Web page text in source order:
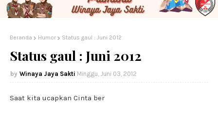
Beranda Humor Status gaul : Juni 2012
Status gaul : Juni 2012
Winaya Jaya Sakti Minggu, Juni 03, 2012
Saat kita ucapkan Cinta ber